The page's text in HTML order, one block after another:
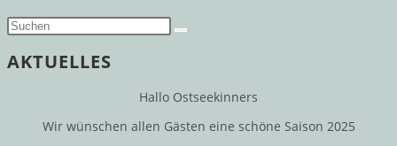
AKTUELLES
Hallo Ostseekinners
Wir wünschen allen Gästen eine schöne Saison 2025